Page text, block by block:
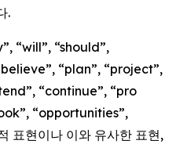
.
“will”, “should”,
“plan”, “project”,
“continue”, “pro
“opportunities”,
표현이나 이와 유사한 표현,